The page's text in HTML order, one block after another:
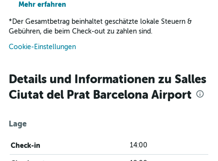
Mehr erfahren
* Der Gesamtbetrag beinhaltet geschätzte lokale Steuern &
Gebühren, die beim Check-out zu zahlen sind.
Cookie-Einstellungen
Details und Informationen zu Salles
Ciutat del Prat Barcelona Airport
Lage
Check-in 14:00